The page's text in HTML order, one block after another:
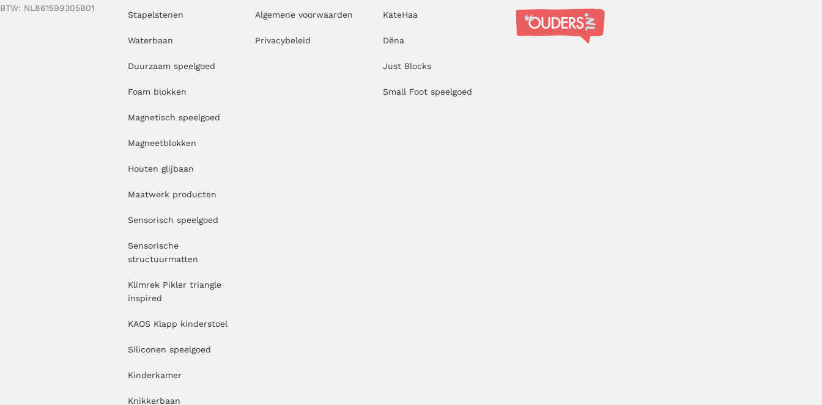
BTW: NL861599305B01
Stapelstenen
Waterbaan
Duurzaam speelgoed
Foam blokken
Magnetisch speelgoed
Magneetblokken
Houten glijbaan
Maatwerk producten
Sensorisch speelgoed
Sensorische
structuurmatten
Klimrek Pikler triangle
inspired
KAOS Klapp kinderstoel
Siliconen speelgoed
Kinderkamer
Knikkerbaan
Algemene voorwaarden
Privacybeleid
KateHaa
Dëna
Just Blocks
Small Foot speelgoed